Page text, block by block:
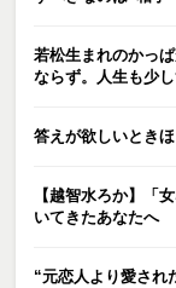
若松生まれのかっ
ならず。人生も少
答えが欲しいとき
【越智水ろか】「
いてきたあなたへ
“元恋人より愛され